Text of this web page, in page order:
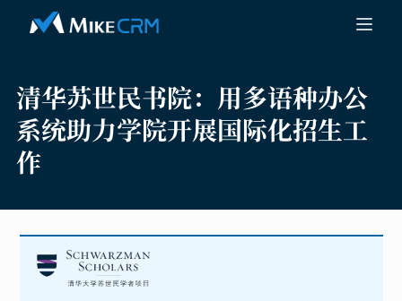
清华苏世民书院： 用多语种办公
系统助力学院开展国际化招生工
作